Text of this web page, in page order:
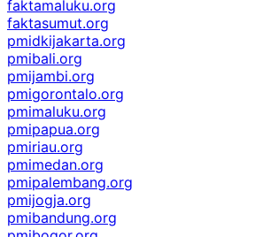
faktamaluku.org
faktasumut.org
pmidkijakarta.org
pmibali.org
pmijambi.org
pmigorontalo.org
pmimaluku.org
pmipapua.org
pmiriau.org
pmimedan.org
pmipalembang.org
pmijogja.org
pmibandung.org